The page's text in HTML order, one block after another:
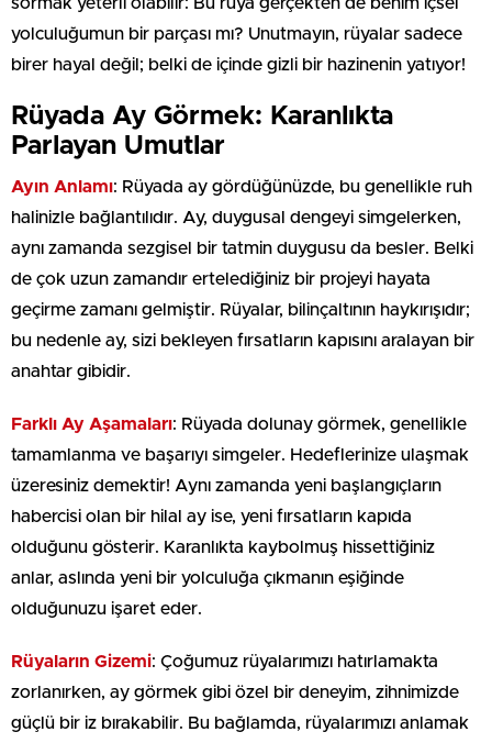
yolculuğumun bir parçası mı? Unutmayın, rüyalar sadece
birer hayal değil; belki de içinde gizli bir hazinenin yatıyor!
Rüyada Ay Görmek: Karanlıkta
Parlayan Umutlar
Ayın Anlamı: Rüyada ay gördüğünüzde, bu genellikle ruh
halinizle bağlantılıdır. Ay, duygusal dengeyi simgelerken,
aynı zamanda sezgisel bir tatmin duygusu da besler. Belki
de çok uzun zamandır ertelediğiniz bir projeyi hayata
geçirme zamanı gelmiştir. Rüyalar, bilinçaltının haykırışıdır;
bu nedenle ay, sizi bekleyen fırsatların kapısını aralayan bir
anahtar gibidir.
Farklı Ay Aşamaları: Rüyada dolunay görmek, genellikle
tamamlanma ve başarıyı simgeler. Hedeflerinize ulaşmak
üzeresiniz demektir! Aynı zamanda yeni başlangıçların
habercisi olan bir hilal ay ise, yeni fırsatların kapıda
olduğunu gösterir. Karanlıkta kaybolmuş hissettiğiniz
anlar, aslında yeni bir yolculuğa çıkmanın eşiğinde
olduğunuzu işaret eder.
Rüyaların Gizemi: Çoğumuz rüyalarımızı hatırlamakta
zorlanırken, ay görmek gibi özel bir deneyim, zihnimizde
güçlü bir iz bırakabilir. Bu bağlamda, rüyalarımızı anlamak